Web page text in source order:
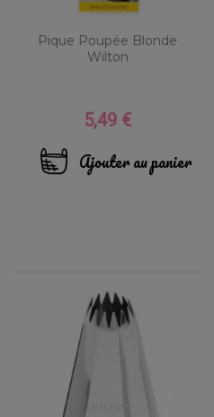
Pique Poupée Blonde
Wilton
Prix
5,49 €
Ajouter au panier